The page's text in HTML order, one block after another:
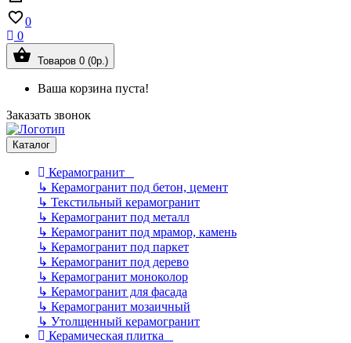
0
0
Товаров 0 (0р.)
Ваша корзина пуста!
Заказать звонок
Каталог
Керамогранит
↳ Керамогранит под бетон, цемент
↳ Текстильный керамогранит
↳ Керамогранит под металл
↳ Керамогранит под мрамор, камень
↳ Керамогранит под паркет
↳ Керамогранит под дерево
↳ Керамогранит моноколор
↳ Керамогранит для фасада
↳ Керамогранит мозаичный
↳ Утолщенный керамогранит
Керамическая плитка